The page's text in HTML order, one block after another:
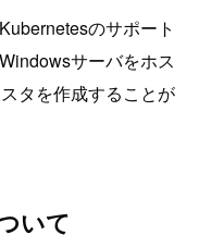
のサポート
サーバをホス
タを作成することが
いて